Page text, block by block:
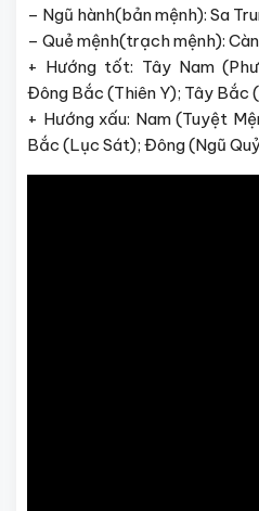
– Ngũ hành(bản mệnh): Sa
– Quẻ mệnh(trạch mệnh):
+ Hướng tốt: Tây Nam
Đông Bắc (Thiên Y); Tây Bắc
+ Hướng xấu: Nam (Tuyệt
Bắc (Lục Sát); Đông (Ngũ